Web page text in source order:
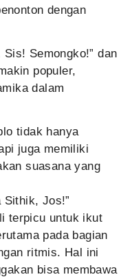
dengan
Semongko!” dan
populer,
dalam
tidak hanya
juga memiliki
suasana yang
Sithik, Jos!”
terpicu untuk ikut
pada bagian
ritmis. Hal ini
bisa membawa